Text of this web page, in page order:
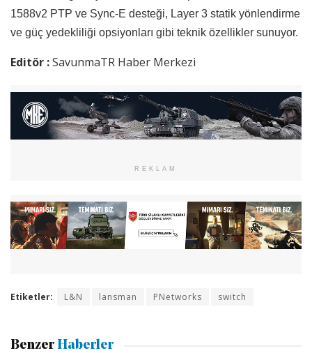
1588v2 PTP ve Sync-E desteği, Layer 3 statik yönlendirme
ve güç yedekliliği opsiyonları gibi teknik özellikler sunuyor.
Editör :SavunmaTR Haber Merkezi
REKLAM
Etiketler: L&N lansman PNetworks switch
Benzer Haberler